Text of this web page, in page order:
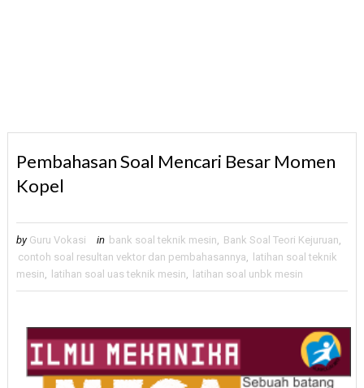
Pembahasan Soal Mencari Besar Momen
Kopel
by Guru Vokasi in bank soal teknik mesin, Bank Soal Teori Kejuruan,
contoh soal resultan vektor dan pembahasannya,
latihan soal teknik
mesin, latihan soal uas teknik mesin, latihan soal unbk mesin